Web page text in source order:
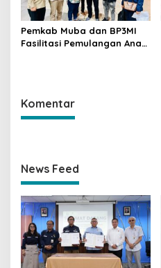
Pemkab Muba dan BP3MI
Fasilitasi Pemulangan Anak
Komentar
News Feed